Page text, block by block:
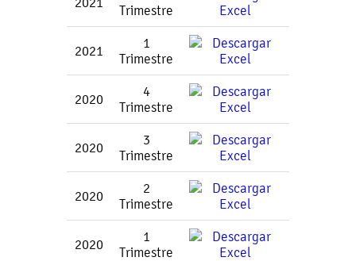
Trimestre
2021
1
Trimestre
2020
4
Trimestre
2020
3
Trimestre
2020
2
Trimestre
2020
1
Trimestre